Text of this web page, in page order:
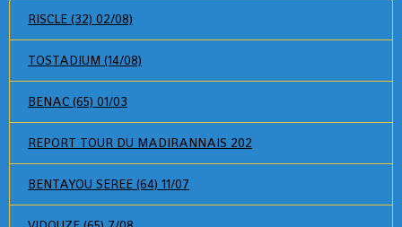
RISCLE (32) 02/08)
TOSTADIUM (14/08)
BENAC (65) 01/03
REPORT TOUR DU MADIRANNAIS 202
BENTAYOU SEREE (64) 11/07